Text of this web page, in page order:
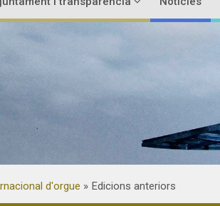
d'orgue Edicions anteriors